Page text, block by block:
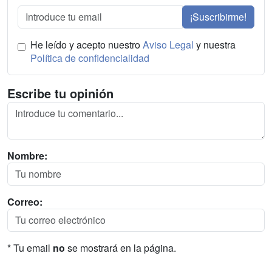
¡Suscribirme!
He leído y acepto nuestroAviso Legal y nuestra
Política de confidencialidad
Escribe tu opinión
Nombre:
Correo:
* Tu email no se mostrará en la página.